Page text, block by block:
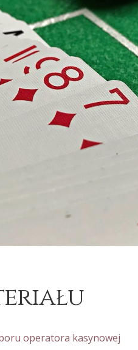
operatora kasynowej